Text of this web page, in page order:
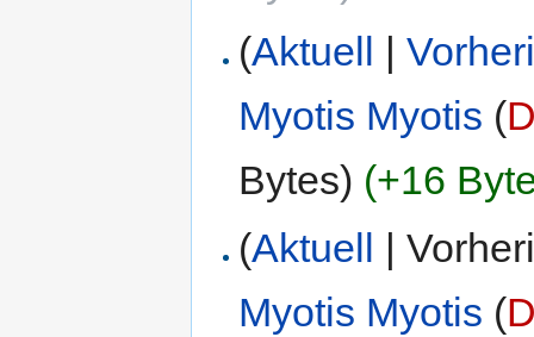
(Aktuell |
Myotis Myotis (
Bytes) (+16
(Aktuell |
Myotis Myotis (